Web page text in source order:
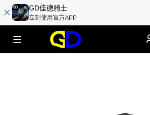
GD佳德騎士
立刻使用官方APP